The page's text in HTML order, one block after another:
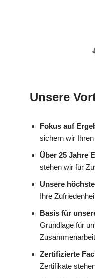
Unsere
Fokus auf
sichern wir Ihren
Über 25 Jahre
stehen wir für
Unsere
Ihre
Basis für
Grundlage für
Zertifizierte
Zertifikate